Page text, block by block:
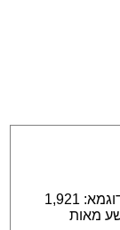
כתבו את המספר אותו יש להפוך למילים, לדוגמא: 1,921
מאות